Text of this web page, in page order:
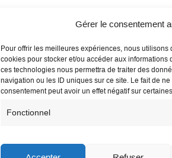
Gérer le consentement
Pour offrir les meilleures expériences, nous
cookies pour stocker et/ou accéder aux informations
ces technologies nous permettra de traiter des
navigation ou les ID uniques sur ce site. Le fait de
consentement peut avoir un effet négatif sur
Fonctionnel
Legal notice
Legal Notice